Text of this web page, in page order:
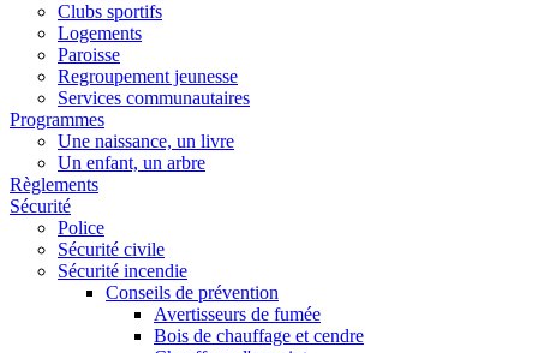
Clubs sportifs
Logements
Paroisse
Regroupement jeunesse
Services communautaires
Programmes
Une naissance, un livre
Un enfant, un arbre
Règlements
Sécurité
Police
Sécurité civile
Sécurité incendie
Conseils de prévention
Avertisseurs de fumée
Bois de chauffage et cendre